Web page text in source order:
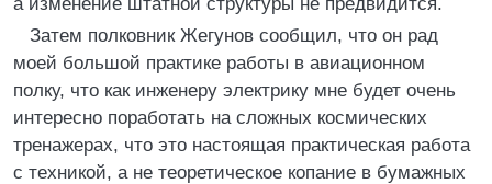
Затем полковник Жегунов сообщил, что он рад
моей большой практике работы в авиационном
полку, что как инженеру электрику мне будет очень
интересно поработать на сложных космических
тренажерах, что это настоящая практическая работа
с техникой, а не теоретическое копание в бумажных